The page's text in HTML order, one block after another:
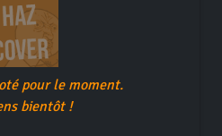
pour le moment.
bientôt !